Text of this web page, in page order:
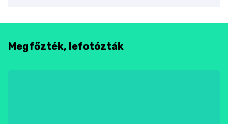
Megfőzték, lefotózták